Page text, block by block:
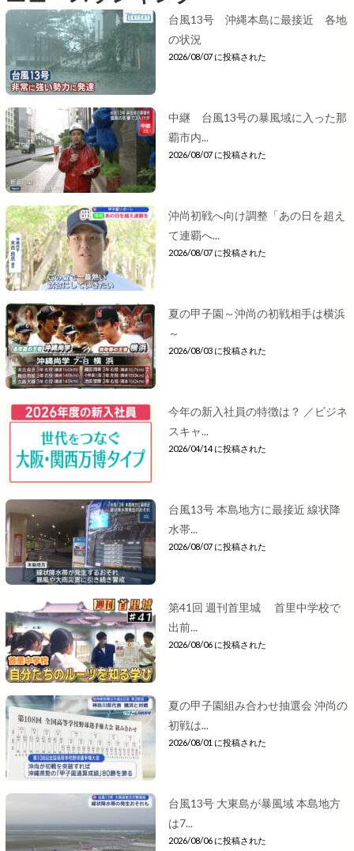
台風13号 沖縄本島に最接近 各地
の状況
2026/08/07 に投稿された
中継 台風13号の暴風域に入った那
覇市内...
2026/08/07 に投稿された
沖尚初戦へ向け調整「あの日を超え
て連覇へ...
2026/08/07 に投稿された
夏の甲子園～沖尚の初戦相手は横浜
～
2026/08/03 に投稿された
今年の新入社員の特徴は？ ／ビジネ
スキャ...
2026/04/14 に投稿された
台風13号 本島地方に最接近 線状降
水帯...
2026/08/07 に投稿された
第41回 週刊首里城 首里中学校で
出前...
2026/08/06 に投稿された
夏の甲子園組み合わせ抽選会 沖尚の
初戦は...
2026/08/01 に投稿された
台風13号 大東島が暴風域 本島地方
は7...
2026/08/06 に投稿された